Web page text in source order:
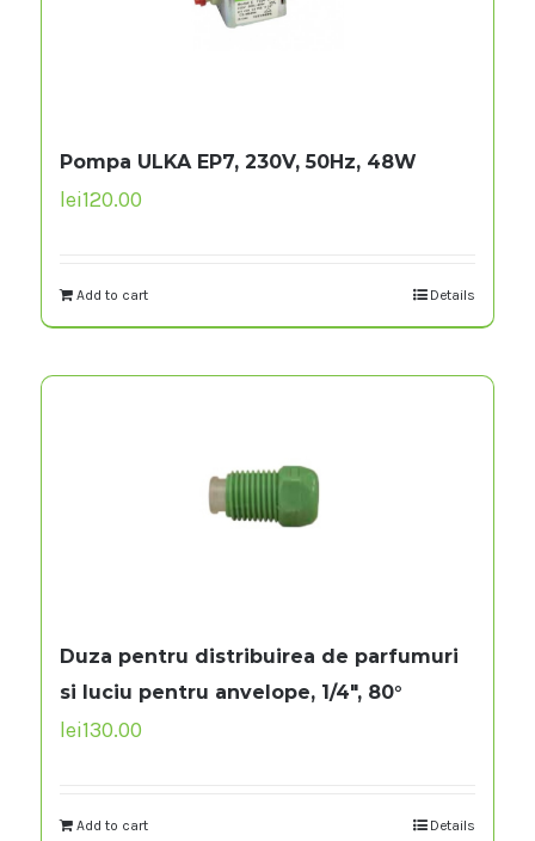
Pompa ULKA EP7, 230V, 50Hz, 48W
lei120.00
Add to cart Details
Duza pentru distribuirea de parfumuri
si luciu pentru anvelope, 1/4″, 80°
lei130.00
Add to cart Details